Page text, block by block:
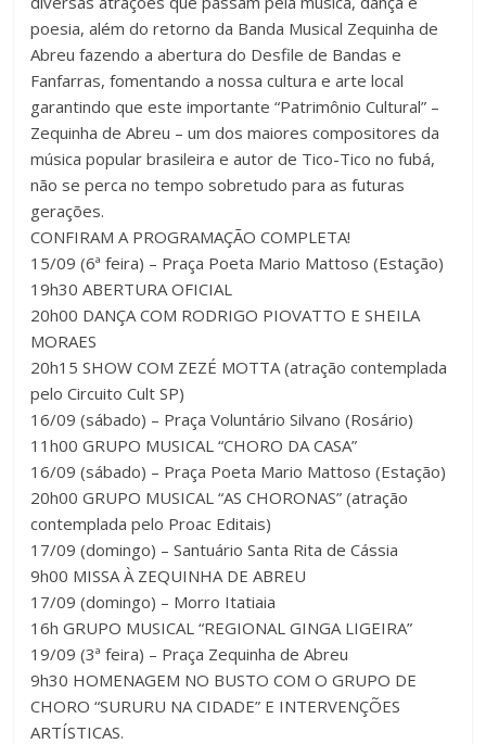
poesia, além do retorno da Banda Musical Zequinha de
Abreu fazendo a abertura do Desfile de Bandas e
Fanfarras, fomentando a nossa cultura e arte local
garantindo que este importante “Patrimônio Cultural” –
Zequinha de Abreu – um dos maiores compositores da
música popular brasileira e autor de Tico-Tico no fubá,
não se perca no tempo sobretudo para as futuras
gerações.
CONFIRAM A PROGRAMAÇÃO COMPLETA!
15/09 (6ª feira) – Praça Poeta Mario Mattoso (Estação)
19h30 ABERTURA OFICIAL
20h00 DANÇA COM RODRIGO PIOVATTO E SHEILA
MORAES
20h15 SHOW COM ZEZÉ MOTTA (atração contemplada
pelo Circuito Cult SP)
16/09 (sábado) – Praça Voluntário Silvano (Rosário)
11h00 GRUPO MUSICAL “CHORO DA CASA”
16/09 (sábado) – Praça Poeta Mario Mattoso (Estação)
20h00 GRUPO MUSICAL “AS CHORONAS” (atração
contemplada pelo Proac Editais)
17/09 (domingo) – Santuário Santa Rita de Cássia
9h00 MISSA À ZEQUINHA DE ABREU
17/09 (domingo) – Morro Itatiaia
16h GRUPO MUSICAL “REGIONAL GINGA LIGEIRA”
19/09 (3ª feira) – Praça Zequinha de Abreu
9h30 HOMENAGEM NO BUSTO COM O GRUPO DE
CHORO “SURURU NA CIDADE” E INTERVENÇÕES
ARTÍSTICAS.